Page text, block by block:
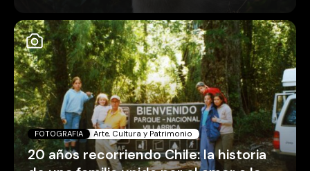
FOTOGRAFIA Arte, Cultura y Patrimonio
20 años recorriendo Chile: la historia